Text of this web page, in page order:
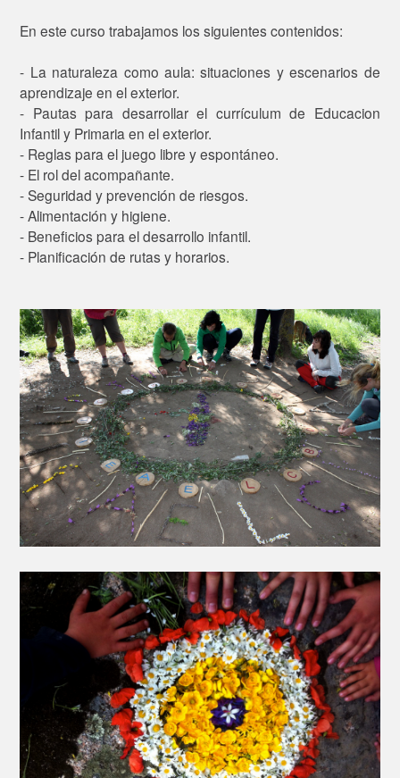
En este curso trabajamos los siguientes contenidos:
- La naturaleza como aula: situaciones y escenarios de
aprendizaje en el exterior.
- Pautas para desarrollar el currículum de Educacion
Infantil y Primaria en el exterior.
- Reglas para el juego libre y espontáneo.
- El rol del acompañante.
- Seguridad y prevención de riesgos.
- Alimentación y higiene.
- Beneficios para el desarrollo infantil.
- Planificación de rutas y horarios.